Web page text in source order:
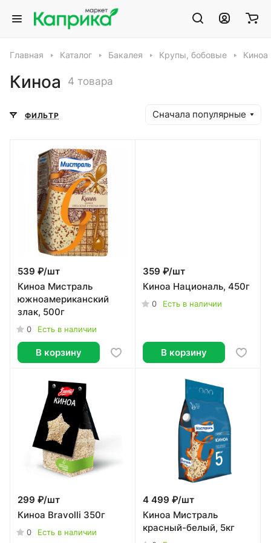
Главная Каталог Бакалея Крупы, бобовые Киноа
Киноа 4 товара
ФИЛЬТР Сначала популярные
539 ₽/шт
Киноа Мистраль
южноамериканский
злак, 500г
0 Есть в наличии
В корзину
359 ₽/шт
Киноа Националь, 450г
0 Есть в наличии
В корзину
299 ₽/шт
Киноа Bravolli 350г
0 Есть в наличии
4 499 ₽/шт
Киноа Мистраль
красный-белый, 5кг